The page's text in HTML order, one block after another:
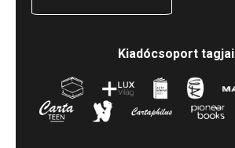
Kiadócsoport tagjai